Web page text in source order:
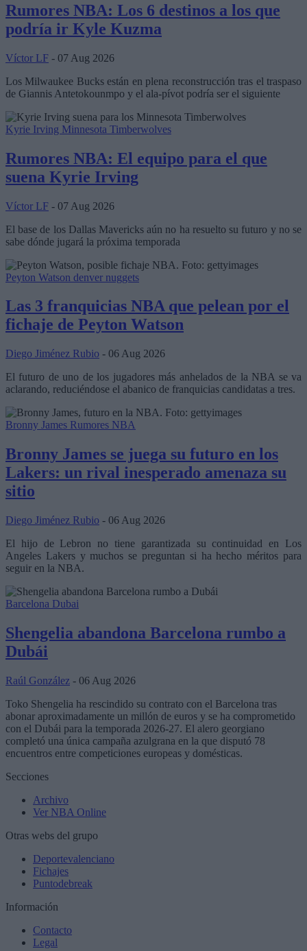
Rumores NBA: Los 6 destinos a los que
podría ir Kyle Kuzma
Víctor LF - 07 Aug 2026
Los Milwaukee Bucks están en plena reconstrucción tras el traspaso
de Giannis Antetokounmpo y el ala-pívot podría ser el siguiente
Kyrie Irving Minnesota Timberwolves
Rumores NBA: El equipo para el que
suena Kyrie Irving
Víctor LF - 07 Aug 2026
El base de los Dallas Mavericks aún no ha resuelto su futuro y no se
sabe dónde jugará la próxima temporada
Peyton Watson denver nuggets
Las 3 franquicias NBA que pelean por el
fichaje de Peyton Watson
Diego Jiménez Rubio - 06 Aug 2026
El futuro de uno de los jugadores más anhelados de la NBA se va
aclarando, reduciéndose el abanico de franquicias candidatas a tres.
Bronny James Rumores NBA
Bronny James se juega su futuro en los
Lakers: un rival inesperado amenaza su
sitio
Diego Jiménez Rubio - 06 Aug 2026
El hijo de Lebron no tiene garantizada su continuidad en Los
Angeles Lakers y muchos se preguntan si ha hecho méritos para
seguir en la NBA.
Barcelona Dubai
Shengelia abandona Barcelona rumbo a
Dubái
Raúl González - 06 Aug 2026
Toko Shengelia ha rescindido su contrato con el Barcelona tras
abonar aproximadamente un millón de euros y se ha comprometido
con el Dubái para la temporada 2026-27. El alero georgiano
completó una única campaña azulgrana en la que disputó 78
encuentros entre competiciones europeas y domésticas.
Secciones
Archivo
Ver NBA Online
Otras webs del grupo
Deportevalenciano
Fichajes
Puntodebreak
Información
Contacto
Legal